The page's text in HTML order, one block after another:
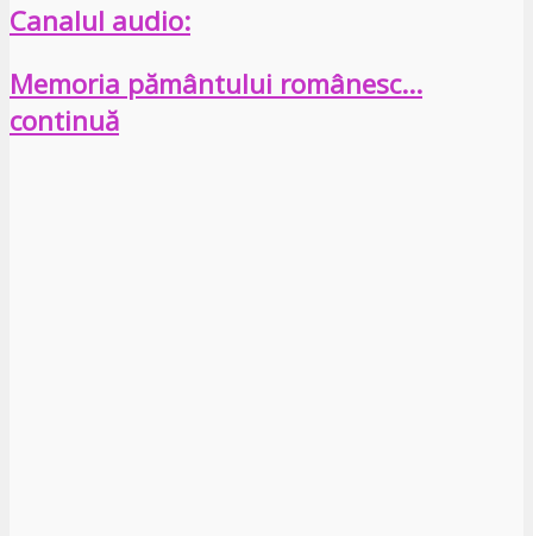
Canalul audio:
Memoria pământului românesc…
continuă